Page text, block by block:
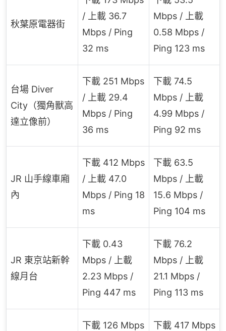
秋葉原電器街
/ 上載 36.7
Mbps / Ping
32 ms
Mbps / 上載
0.58 Mbps /
Ping 123 ms
台場 Diver
City（獨角獸高
達立像前）
下載 251 Mbps
/ 上載 29.4
Mbps / Ping
36 ms
下載 74.5
Mbps / 上載
4.99 Mbps /
Ping 92 ms
JR 山手線車廂
內
下載 412 Mbps
/ 上載 47.0
Mbps / Ping 18
ms
下載 63.5
Mbps / 上載
15.6 Mbps /
Ping 104 ms
JR 東京站新幹
線月台
下載 0.43
Mbps / 上載
2.23 Mbps /
Ping 447 ms
下載 76.2
Mbps / 上載
21.1 Mbps /
Ping 113 ms
下載 126 Mbps
下載 417 Mbps